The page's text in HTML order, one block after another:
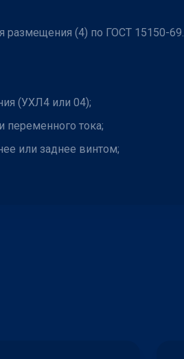
размещения (4) по ГОСТ 15150-69.
(УХЛ4 или 04);
переменного тока;
или заднее винтом;